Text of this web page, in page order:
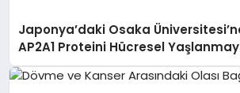
Japonya’daki Osaka
AP2A1 Proteini Hücresel